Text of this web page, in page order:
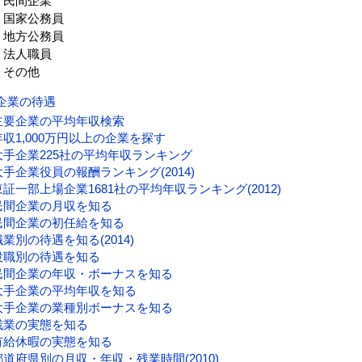
国家公務員
地方公務員
法人職員
その他
業の待遇
要企業の平均年収検索
収1,000万円以上の企業を探す
手企業225社の平均年収ランキング
手企業役員の報酬ランキング(2014)
証一部上場企業1681社の平均年収ランキング(2012)
間企業の月収を知る
間企業の初任給を知る
業別の待遇を知る(2014)
職別の待遇を知る
間企業の年収・ボーナスを知る
手企業の平均年収を知る
手企業の業種別ボーナスを知る
業の実態を知る
給休暇の実態を知る
道府県別の月収・年収・残業時間(2010)